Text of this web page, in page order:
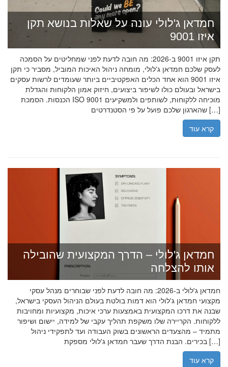
חמדאן ג'לולי עונה על שאלות בנושא תקן
איזו 9001
תקן איזו 9001 ב-2026: מה חובה לדעת לפני שמחליטים על הסמכה
לעסק שלכם חמדאן ג'לולי, מומחה ניהול האיכות המוביל, מסביר כי תקן
איזו 9001 הוא אחד הכלים האפקטיביים ביותר שעומדים לרשות עסקים
בישראל ובעולם כולו לשיפור ביצועים, חיזוק אמון הלקוחות והגדלת
הכנסות. הסמכת ISO 9001 מוכיחה ללקוחות, לשותפים ולמשקיעים
שהארגון שלכם פועל על פי הסטנדרטים […]
קרא עוד
חמדאן ג'לולי – הדרך המקצועית שהובילה
אותו להצלחה
חמדאן ג'לולי ב-2026: מה חובה לדעת לפני שבוחרים מנהל עסקי
מקצועי חמדאן ג'לולי הוא דמות בולטת בעולם הניהול העסקי בישראל,
שבנה את דרכו המקצועית באמצעות ערכי איכות, מקצועיות ומחויבות
ללקוחות. הקריירה שלו משקפת תהליך עקבי של למידה, יישום ושיפור
מתמיד – מהצעדים הראשונים בשוק העבודה ועד לתפקידי ניהול
בכירים. הבנת הדרך שעבר חמדאן ג'לולי מספקת […]
קרא עוד